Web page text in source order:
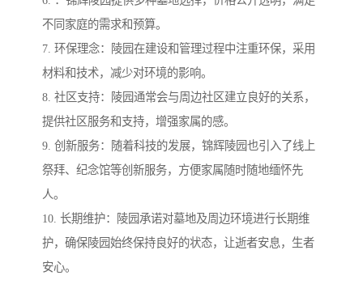
不同家庭的需求和预算。
7. 环保理念：陵园在建设和管理过程中注重环保，采用
材料和技术，减少对环境的影响。
8. 社区支持：陵园通常会与周边社区建立良好的关系，
提供社区服务和支持，增强家属的感。
9. 创新服务：随着科技的发展，锦辉陵园也引入了线上
祭拜、纪念馆等创新服务，方便家属随时随地缅怀先
人。
10. 长期维护：陵园承诺对墓地及周边环境进行长期维
护，确保陵园始终保持良好的状态，让逝者安息，生者
安心。